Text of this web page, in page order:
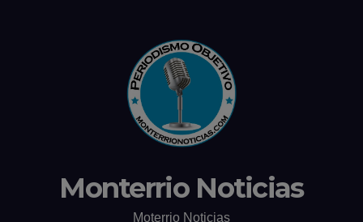
Monterrio Noticias
Moterrio Noticias